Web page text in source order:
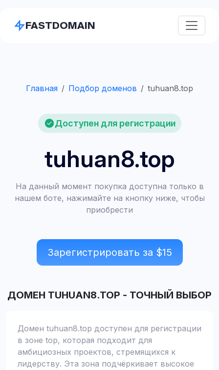
FASTDOMAIN
Главная Подбор доменов tuhuan8.top
Доступен для регистрации
tuhuan8.top
На данный момент покупка доступна только в
нашем боте, нажимайте на кнопку ниже, чтобы
приобрести
Зарегистрировать за $15
ДОМЕН TUHUAN8.TOP - ТОЧНЫЙ ВЫБОР
Домен tuhuan8.top доступен для регистрации
в зоне top, которая подходит для
амбициозных проектов, стремящихся к
лидерству. Эта зона подчёркивает высокое